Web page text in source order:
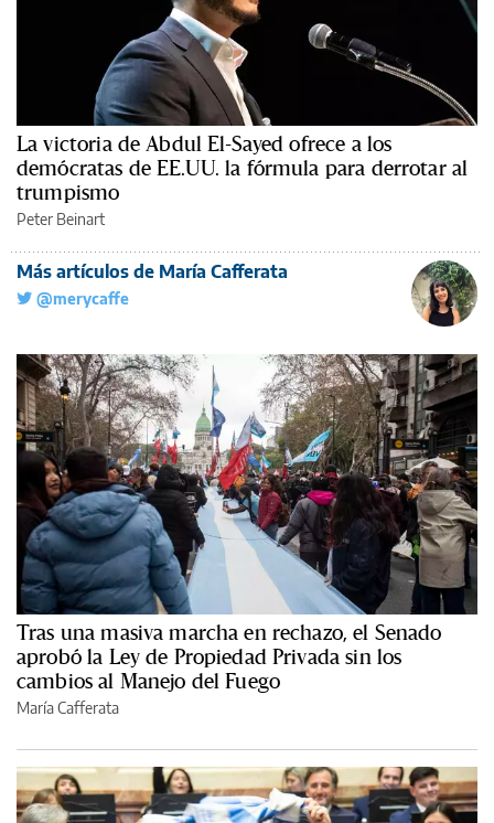
La victoria de Abdul El-Sayed ofrece a los
demócratas de EE.UU. la fórmula para derrotar al
trumpismo
Peter Beinart
Más artículos de María Cafferata
@merycaffe
Tras una masiva marcha en rechazo, el Senado
aprobó la Ley de Propiedad Privada sin los
cambios al Manejo del Fuego
María Cafferata